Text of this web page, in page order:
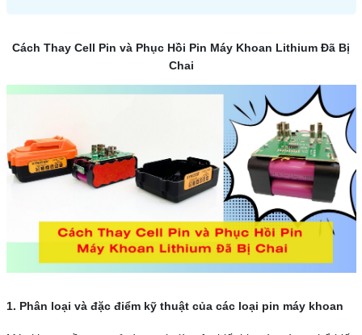
Cách Thay Cell Pin và Phục Hồi Pin Máy Khoan Lithium Đã Bị
Chai
1. Phân loại và đặc điểm kỹ thuật của các loại pin máy khoan